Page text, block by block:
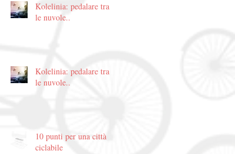
Kolelinia: pedalare tra
le nuvole..
Kolelinia: pedalare tra
le nuvole..
10 punti per una città
ciclabile